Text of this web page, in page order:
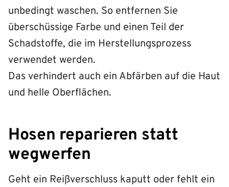
unbedingt waschen. So entfernen Sie
überschüssige Farbe und einen Teil der
Schadstoffe, die im Herstellungsprozess
verwendet werden.
Das verhindert auch ein Abfärben auf die Haut
und helle Oberflächen.
Hosen reparieren statt
wegwerfen
Geht ein Reißverschluss kaputt oder fehlt ein